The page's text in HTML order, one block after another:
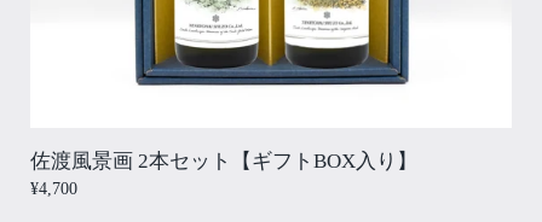
佐渡風景画 2本セット【ギフトBOX入り】
¥4,700